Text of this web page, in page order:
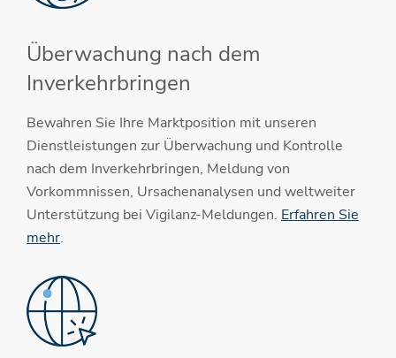
Überwachung nach dem
Inverkehrbringen
Bewahren Sie Ihre Marktposition mit unseren
Dienstleistungen zur Überwachung und Kontrolle
nach dem Inverkehrbringen, Meldung von
Vorkommnissen, Ursachenanalysen und weltweiter
Unterstützung bei Vigilanz-Meldungen. Erfahren Sie
mehr.